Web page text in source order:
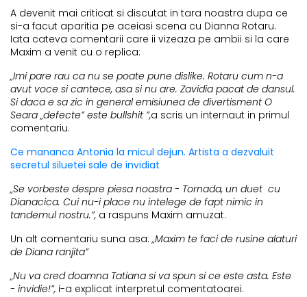
A devenit mai criticat si discutat in tara noastra dupa ce
si-a facut aparitia pe aceiasi scena cu Dianna Rotaru.
Iata cateva comentarii care ii vizeaza pe ambii si la care
Maxim a venit cu o replica:
„Imi pare rau ca nu se poate pune dislike. Rotaru cum n-a
avut voce si cantece, asa si nu are. Zavidia pacat de dansul.
Si daca e sa zic in general emisiunea de divertisment O
Seara „defecte” este bullshit ”,a scris un internaut in primul
comentariu.
Ce mananca Antonia la micul dejun. Artista a dezvaluit
secretul siluetei sale de invidiat
„Se vorbeste despre piesa noastra - Tornada, un duet cu
Dianacica. Cui nu-i place nu intelege de fapt nimic in
tandemul nostru.”, a raspuns Maxim amuzat.
Un alt comentariu suna asa:„Maxim te faci de rusine alaturi
de Diana ranjita”
„Nu va cred doamna Tatiana si va spun si ce este asta. Este
- invidie!”, i-a explicat interpretul comentatoarei.